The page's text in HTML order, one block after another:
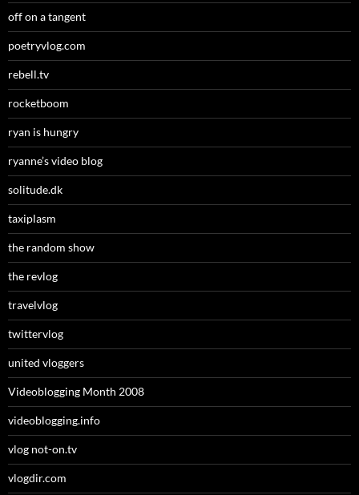
off on a tangent
poetryvlog.com
rebell.tv
rocketboom
ryan is hungry
ryanne’s video blog
solitude.dk
taxiplasm
the random show
the revlog
travelvlog
twittervlog
united vloggers
Videoblogging Month 2008
videoblogging.info
vlog not-on.tv
vlogdir.com